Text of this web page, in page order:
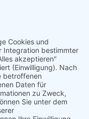
Aufstriche &
& Snacks,